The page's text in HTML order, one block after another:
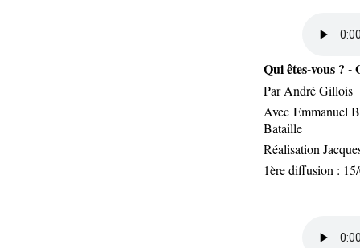
Qui êtes-vous ? -
Par André Gillois
Avec Emmanuel
Bataille
Réalisation
1ère diffusion :